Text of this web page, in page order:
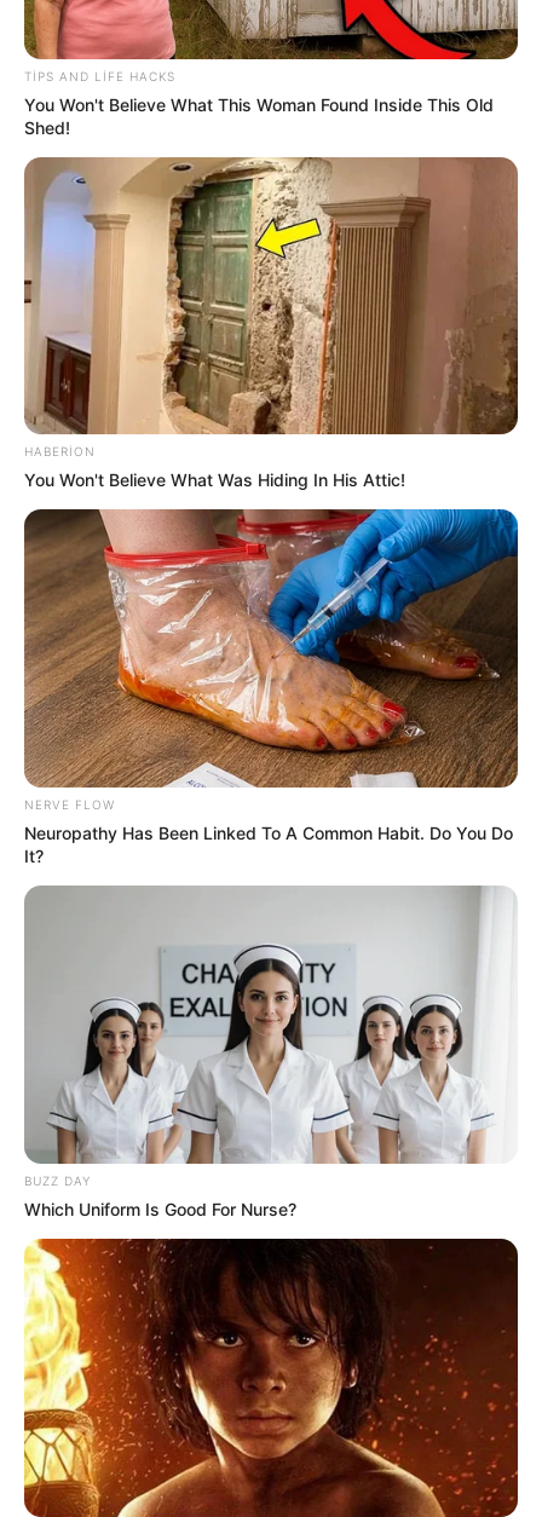
18:57 / 05 Avqust 2026 KRİMİNAL
Bakıda ticarət mərkəzində FACİƏ:liftin
şaxtasına düşüb öldü
89 0 0
18:44 / 05 Avqust 2026 CƏMİYYƏT
Turistlər Azərbaycanda ən çox nədən
narazıdırlar? - ARAŞDIRMA
79 0
18:29 / 05 Avqust 2026 CƏMİYYƏT
Sərnişinin əlavə 1 manat 20 qəpik xərcini
TIPS AND LIFE HACKS
You Won't Believe What This Woman Found Inside This Old
Shed!
HABERION
You Won't Believe What Was Hiding In His Attic!
NERVE FLOW
Neuropathy Has Been Linked To A Common Habit. Do You Do
It?
BUZZ DAY
Which Uniform Is Good For Nurse?